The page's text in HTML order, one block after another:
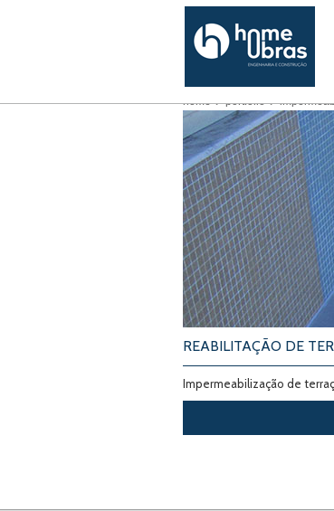
home portfólio
REABILITAÇÃO DE
Impermeabilização de